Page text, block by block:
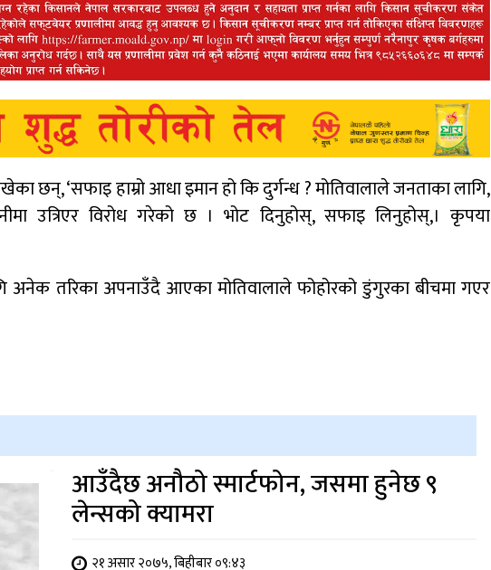
‘सफाइ हाम्रो आधा इमान हो कि दुर्गन्ध ? मोतिवालाले जनताका लागि,
उत्रिएर विरोध गरेको छ । भोट दिनुहोस्, सफाइ लिनुहोस्,। कृपया
अनेक तरिका अपनाउँदै आएका मोतिवालाले फोहोरको डुंगुरका बीचमा गएर
आउँदैछ अनौठो स्मार्टफोन, जसमा हुनेछ ९
लेन्सको क्यामरा
२१ असार २०७५, बिहीबार ०९:४३